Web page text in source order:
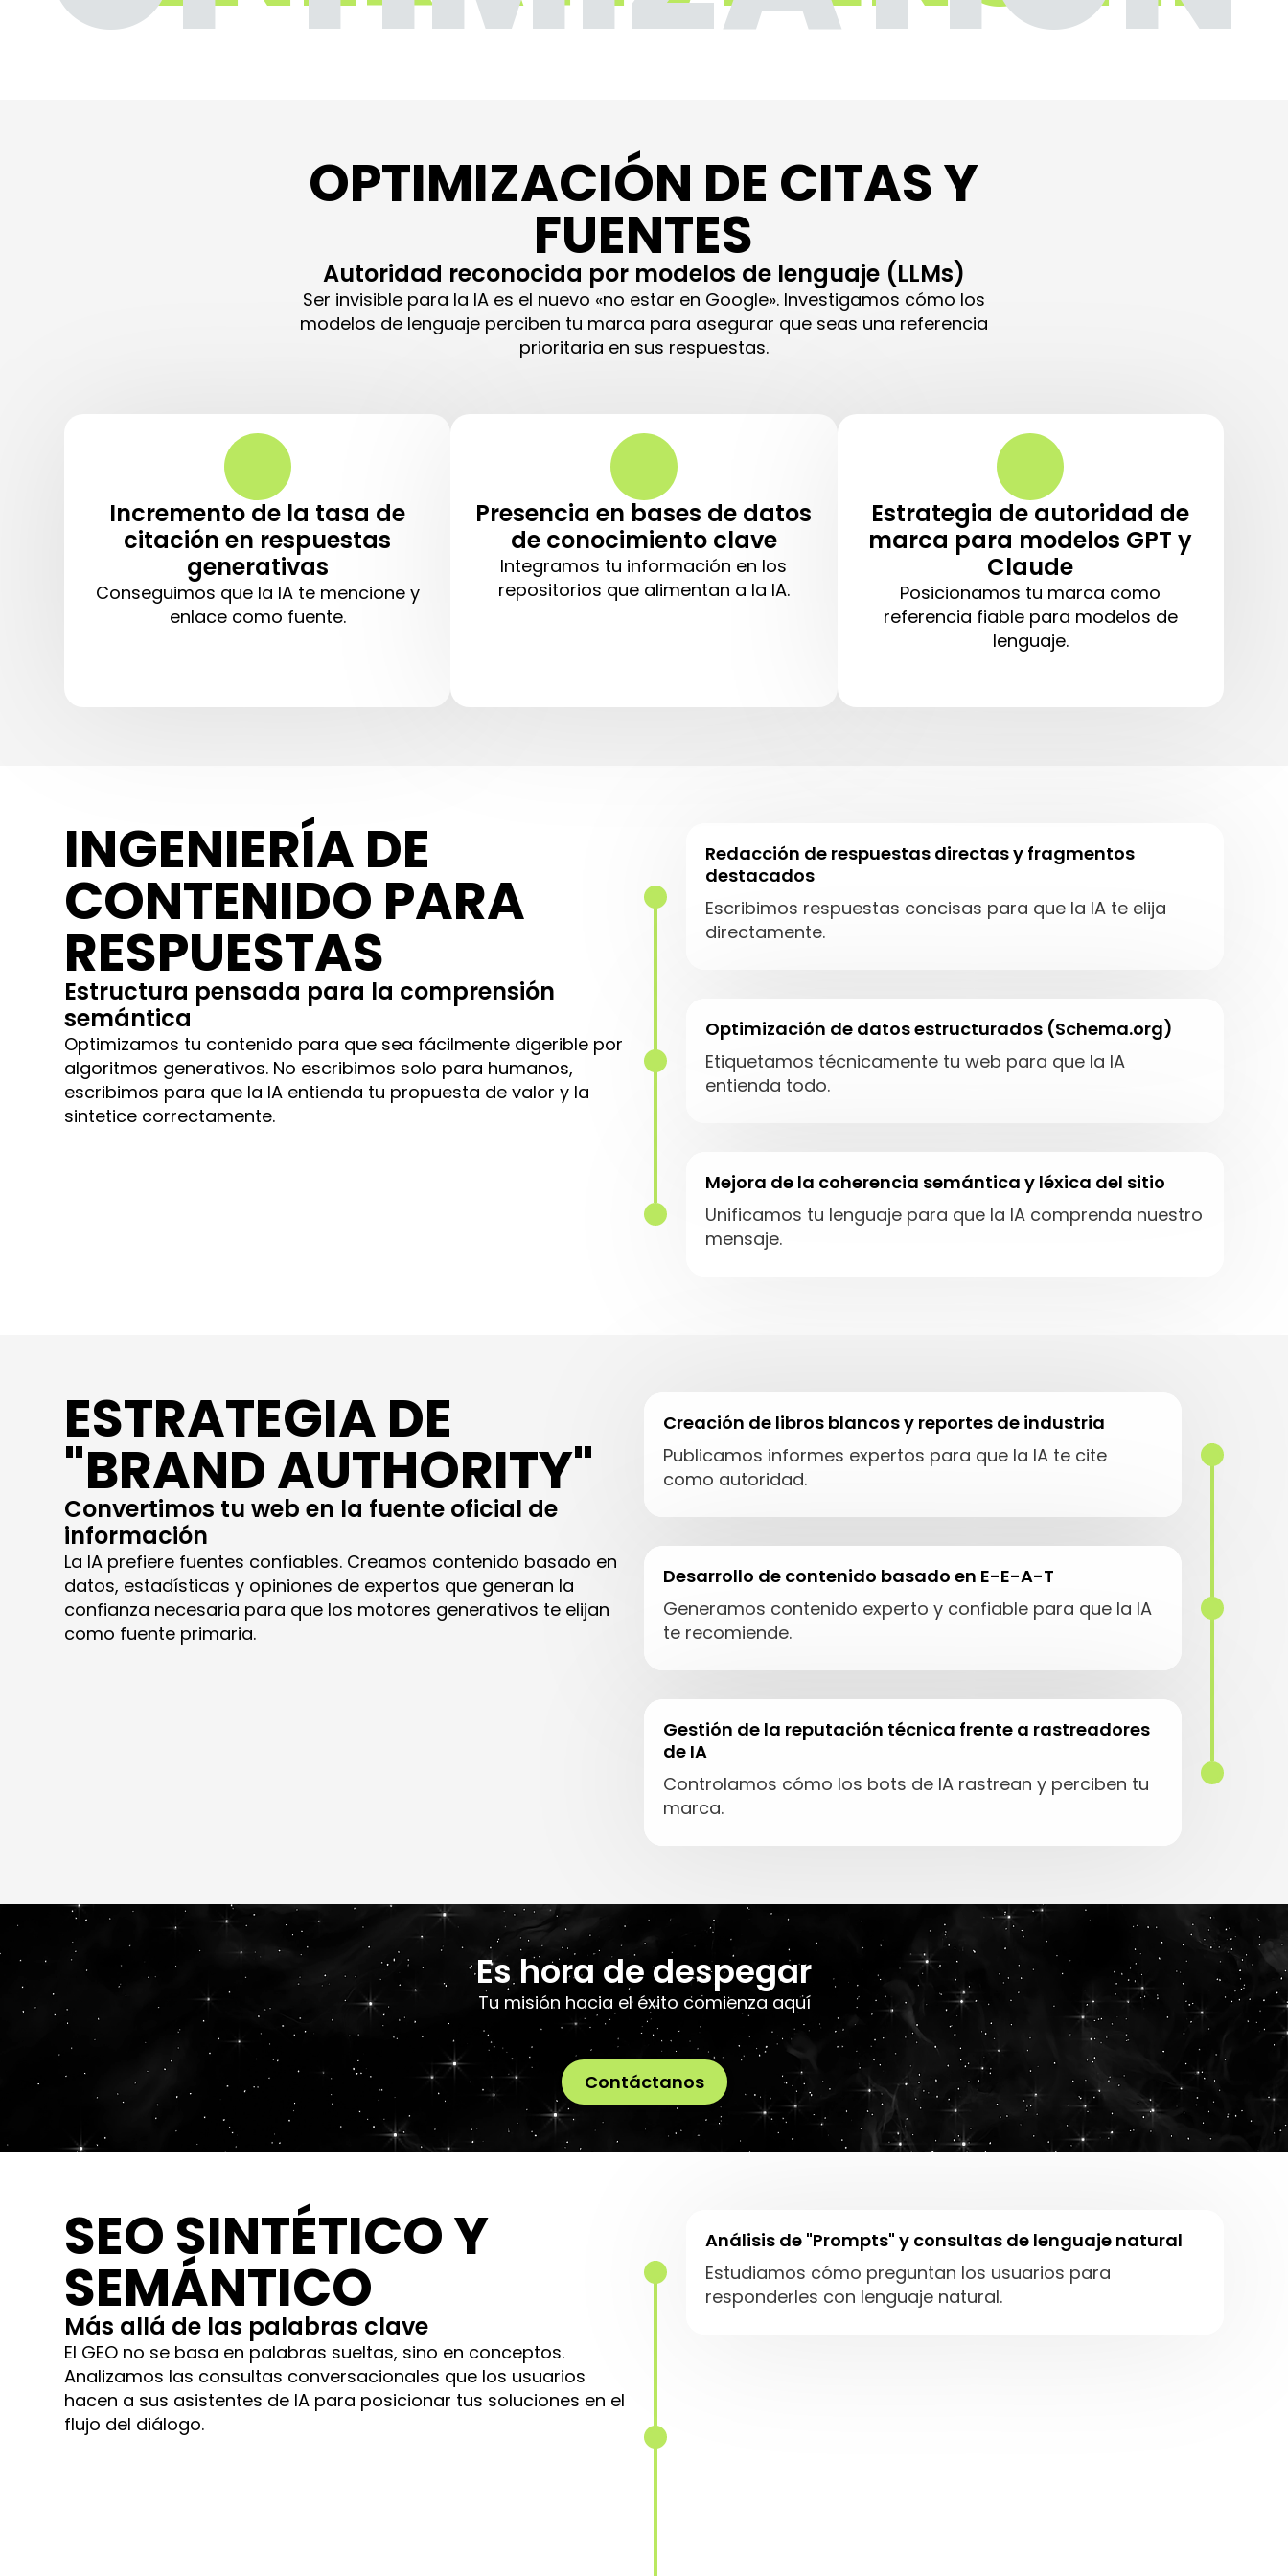
OPTIMIZACIÓN DE CITAS Y
FUENTES
Autoridad reconocida por modelos de lenguaje (LLMs)
Ser invisible para la IA es el nuevo «no estar en Google». Investigamos cómo los
modelos de lenguaje perciben tu marca para asegurar que seas una referencia
prioritaria en sus respuestas.
Incremento de la tasa de
citación en respuestas
generativas
Conseguimos que la IA te mencione y
enlace como fuente.
Presencia en bases de datos
de conocimiento clave
Integramos tu información en los
repositorios que alimentan a la IA.
Estrategia de autoridad de
marca para modelos GPT y
Claude
Posicionamos tu marca como
referencia fiable para modelos de
lenguaje.
INGENIERÍA DE
CONTENIDO PARA
RESPUESTAS
Estructura pensada para la comprensión
semántica
Optimizamos tu contenido para que sea fácilmente digerible por
algoritmos generativos. No escribimos solo para humanos,
escribimos para que la IA entienda tu propuesta de valor y la
sintetice correctamente.
Redacción de respuestas directas y fragmentos
destacados
Escribimos respuestas concisas para que la IA te elija
directamente.
Optimización de datos estructurados (Schema.org)
Etiquetamos técnicamente tu web para que la IA
entienda todo.
Mejora de la coherencia semántica y léxica del sitio
Unificamos tu lenguaje para que la IA comprenda nuestro
mensaje.
ESTRATEGIA DE
"BRAND AUTHORITY"
Convertimos tu web en la fuente oficial de
información
La IA prefiere fuentes confiables. Creamos contenido basado en
datos, estadísticas y opiniones de expertos que generan la
confianza necesaria para que los motores generativos te elijan
como fuente primaria.
Creación de libros blancos y reportes de industria
Publicamos informes expertos para que la IA te cite
como autoridad.
Desarrollo de contenido basado en E-E-A-T
Generamos contenido experto y confiable para que la IA
te recomiende.
Gestión de la reputación técnica frente a rastreadores
de IA
Controlamos cómo los bots de IA rastrean y perciben tu
marca.
Es hora de despegar
Tu misión hacia el éxito comienza aquí
Contáctanos
SEO SINTÉTICO Y
SEMÁNTICO
Más allá de las palabras clave
El GEO no se basa en palabras sueltas, sino en conceptos.
Analizamos las consultas conversacionales que los usuarios
hacen a sus asistentes de IA para posicionar tus soluciones en el
flujo del diálogo.
Análisis de "Prompts" y consultas de lenguaje natural
Estudiamos cómo preguntan los usuarios para
responderles con lenguaje natural.